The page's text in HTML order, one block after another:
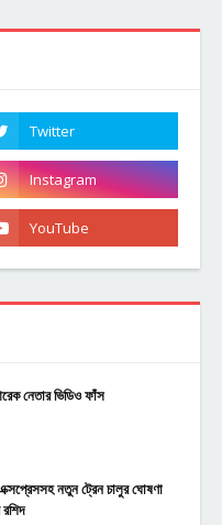
নেতার ভিডিও ফাঁস
নতুন ট্রেন চালুর ঘোষণা
রশিদ